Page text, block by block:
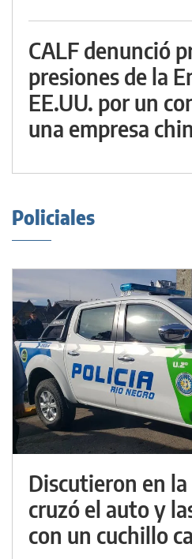
CALF denunció
presiones de la
EE.UU. por un
una empresa
Policiales
Discutieron en la
cruzó el auto y
con un cuchillo